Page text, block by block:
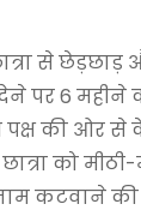
से
6 महीने
पक्ष की
को
कटवाने की